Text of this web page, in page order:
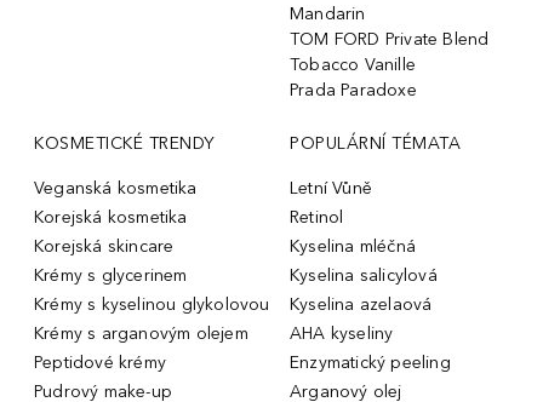
Mandarin
TOM FORD Private Blend
Tobacco Vanille
Prada Paradoxe
KOSMETICKÉ TRENDY
Veganská kosmetika
Korejská kosmetika
Korejská skincare
Krémy s glycerinem
Krémy s kyselinou glykolovou
Krémy s arganovým olejem
Peptidové krémy
Pudrový make-up
POPULÁRNÍ TÉMATA
Letní Vůně
Retinol
Kyselina mléčná
Kyselina salicylová
Kyselina azelaová
AHA kyseliny
Enzymatický peeling
Arganový olej